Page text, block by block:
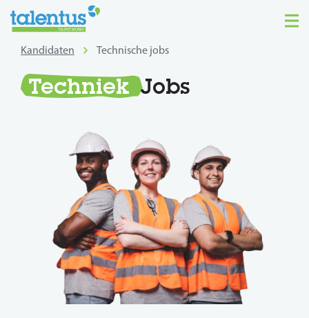
Kandidaten Technische jobs
Techniek Jobs